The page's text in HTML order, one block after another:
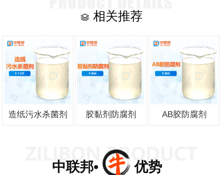
相关推荐
造纸污水杀菌剂 胶黏剂防腐剂 AB胶防腐剂
中联邦• 优势